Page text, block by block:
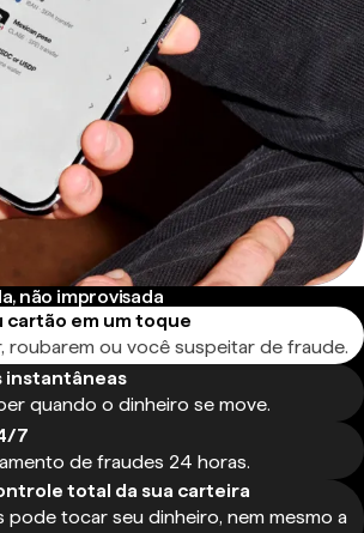
não improvisada
cartão em um toque
roubarem ou você suspeitar de fraude.
instantâneas
quando o dinheiro se move.
7
de fraudes 24 horas.
total da sua carteira
pode tocar seu dinheiro, nem mesmo a